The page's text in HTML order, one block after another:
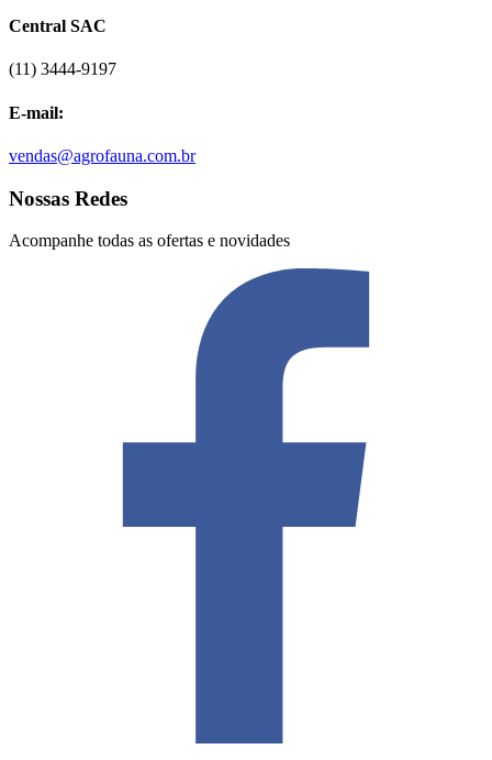
Central SAC
(11) 3444-9197
E-mail:
vendas@agrofauna.com.br
Nossas Redes
Acompanhe todas as ofertas e novidades